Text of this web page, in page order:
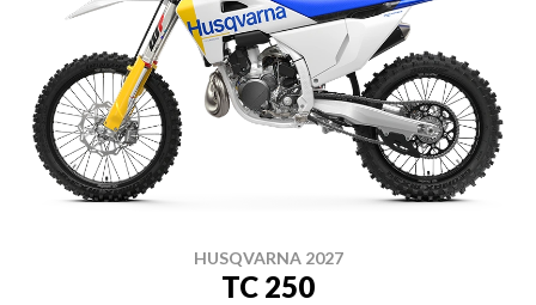
HUSQVARNA 2027
TC 250